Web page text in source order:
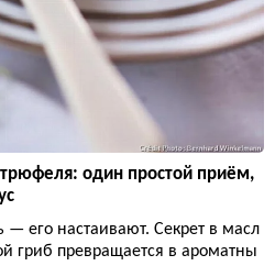
один простой приём,
— его настаивают. Секрет в масл
гриб превращается в ароматны